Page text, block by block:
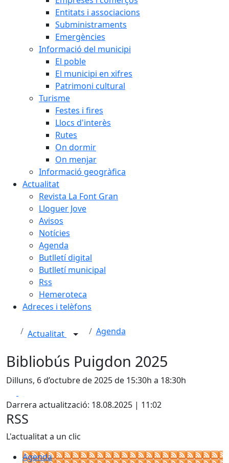
Entitats i associacions
Subministraments
Emergències
Informació del municipi
El poble
El municipi en xifres
Patrimoni cultural
Turisme
Festes i fires
Llocs d'interès
Rutes
On dormir
On menjar
Informació geogràfica
Actualitat
Revista La Font Gran
Lloguer Jove
Avisos
Notícies
Agenda
Butlletí digital
Butlletí municipal
Rss
Hemeroteca
Adreces i telèfons
Actualitat Agenda
Bibliobús Puigdon 2025
Dilluns, 6 d’octubre de 2025 de 15:30h a 18:30h
Darrera actualització: 18.08.2025 | 11:02
RSS
L'actualitat a un clic
Agenda